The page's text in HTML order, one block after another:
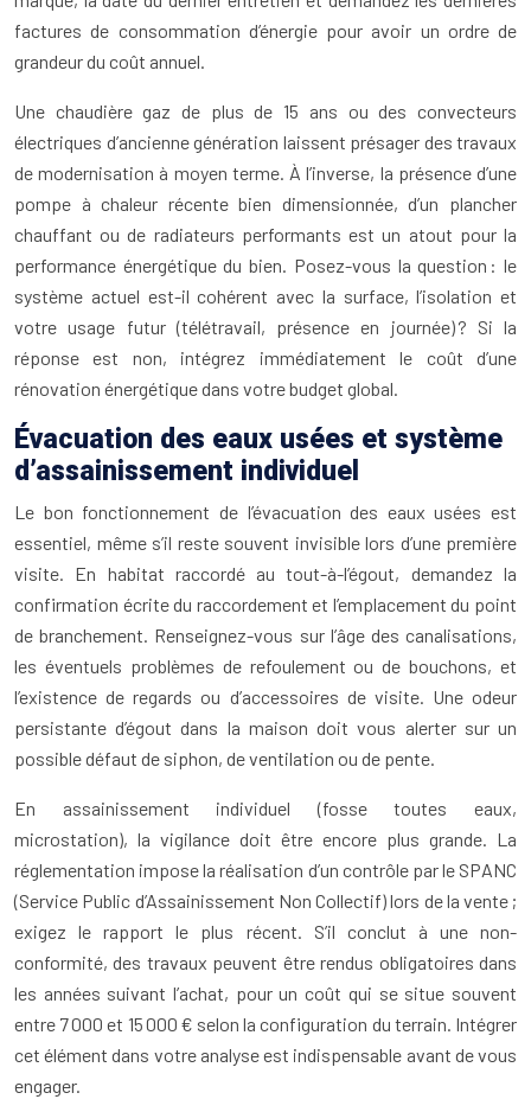
factures de consommation d’énergie pour avoir un ordre de
grandeur du coût annuel.
Une chaudière gaz de plus de 15 ans ou des convecteurs
électriques d’ancienne génération laissent présager des travaux
de modernisation à moyen terme. À l’inverse, la présence d’une
pompe à chaleur récente bien dimensionnée, d’un plancher
chauffant ou de radiateurs performants est un atout pour la
performance énergétique du bien. Posez-vous la question : le
système actuel est-il cohérent avec la surface, l’isolation et
votre usage futur (télétravail, présence en journée) ? Si la
réponse est non, intégrez immédiatement le coût d’une
rénovation énergétique dans votre budget global.
Évacuation des eaux usées et système
d’assainissement individuel
Le bon fonctionnement de l’évacuation des eaux usées est
essentiel, même s’il reste souvent invisible lors d’une première
visite. En habitat raccordé au tout-à-l’égout, demandez la
confirmation écrite du raccordement et l’emplacement du point
de branchement. Renseignez-vous sur l’âge des canalisations,
les éventuels problèmes de refoulement ou de bouchons, et
l’existence de regards ou d’accessoires de visite. Une odeur
persistante d’égout dans la maison doit vous alerter sur un
possible défaut de siphon, de ventilation ou de pente.
En assainissement individuel (fosse toutes eaux,
microstation), la vigilance doit être encore plus grande. La
réglementation impose la réalisation d’un contrôle par le SPANC
(Service Public d’Assainissement Non Collectif) lors de la vente ;
exigez le rapport le plus récent. S’il conclut à une non-
conformité, des travaux peuvent être rendus obligatoires dans
les années suivant l’achat, pour un coût qui se situe souvent
entre 7 000 et 15 000 € selon la configuration du terrain. Intégrer
cet élément dans votre analyse est indispensable avant de vous
engager.